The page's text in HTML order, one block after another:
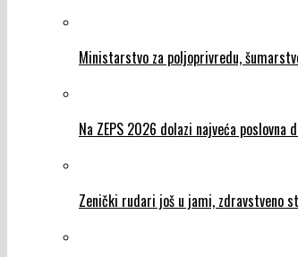
Ministarstvo za poljoprivredu,
Na ZEPS 2026 dolazi najveća poslovna
Zenički rudari još u jami, zdravstveno